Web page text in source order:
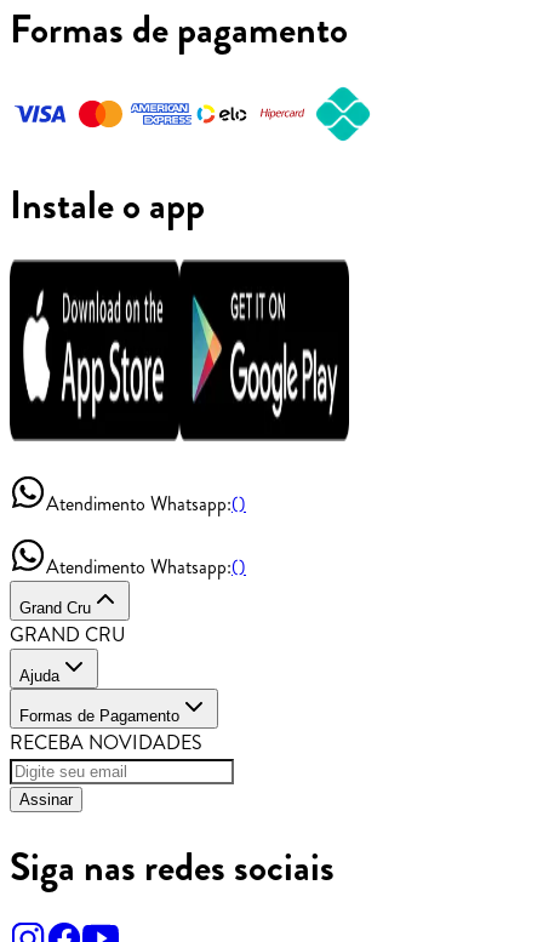
Formas de pagamento
Instale o app
Atendimento Whatsapp:()
Atendimento Whatsapp:()
Grand Cru
GRAND CRU
Ajuda
Formas de Pagamento
RECEBA NOVIDADES
Assinar
Siga nas redes sociais